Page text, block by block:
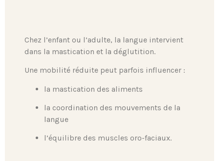
Chez l’enfant ou l’adulte, la langue intervient
dans la mastication et la déglutition.
Une mobilité réduite peut parfois influencer :
la mastication des aliments
la coordination des mouvements de la
langue
l’équilibre des muscles oro-faciaux.